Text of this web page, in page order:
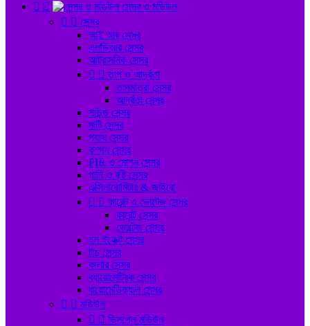
 
সেন্সর ও মডিউল
  সেন্সর
আই আর সেন্সর
এলডিআর সেন্সর
আল্ট্রাসনিক সেন্সর
  তাপ ও আর্দ্রতা
তাপমাত্রা সেন্সর
আর্দ্রতা সেন্সর
সাউন্ড সেন্সর
মাটি সেন্সর
গ্যাস সেন্সর
কম্পন সেন্সর
PIR ও মোশন সেন্সর
পানি ও বৃষ্টি সেন্সর
এক্সিলারোমিটার & জাইরো
  কারেন্ট ও ভোল্টেজ সেন্সর
কারেন্ট সেন্সর
ভোল্টেজ সেন্সর
হল ইফেক্ট সেন্সর
টাচ সেন্সর
কালার সেন্সর
ব্যারোমেট্রিক সেন্সর
বায়োমেডিক্যাল সেন্সর
  মডিউল
  ডিসপ্লে মডিউল